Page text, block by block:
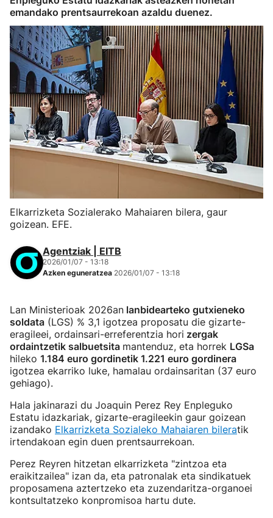
emandako prentsaurrekoan azaldu duenez.
Elkarrizketa Sozialerako Mahaiaren bilera, gaur
goizean. EFE.
Agentziak | EITB
2026/01/07 - 13:18
Azken eguneratzea 2026/01/07 - 13:18
Lan Ministerioak 2026an lanbidearteko gutxieneko
soldata (LGS) % 3,1 igotzea proposatu die gizarte-
eragileei, ordainsari-erreferentzia hori zergak
ordaintzetik salbuetsita mantenduz, eta horrek LGSa
hileko 1.184 euro gordinetik 1.221 euro gordinera
igotzea ekarriko luke, hamalau ordainsaritan (37 euro
gehiago).
Hala jakinarazi du Joaquin Perez Rey Enpleguko
Estatu idazkariak, gizarte-eragileekin gaur goizean
izandako Elkarrizketa Sozialeko Mahaiaren bileratik
irtendakoan egin duen prentsaurrekoan.
Perez Reyren hitzetan elkarrizketa "zintzoa eta
eraikitzailea" izan da, eta patronalak eta sindikatuek
proposamena aztertzeko eta zuzendaritza-organoei
kontsultatzeko konpromisoa hartu dute.